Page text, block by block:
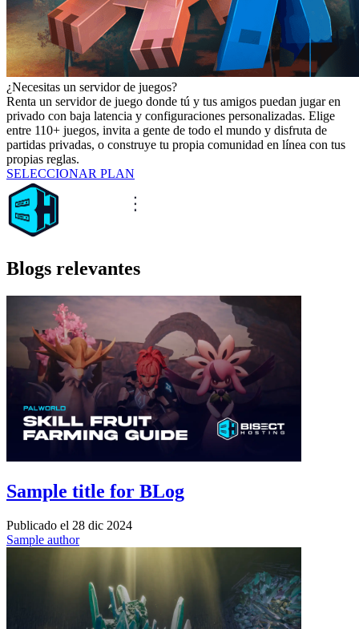
¿Necesitas un servidor de juegos?
Renta un servidor de juego donde tú y tus amigos puedan jugar en
privado con baja latencia y configuraciones personalizadas. Elige
entre 110+ juegos, invita a gente de todo el mundo y disfruta de
partidas privadas, o construye tu propia comunidad en línea con tus
propias reglas.
SELECCIONAR PLAN
Blogs relevantes
Sample title for BLog
Publicado el 28 dic 2024
Sample author